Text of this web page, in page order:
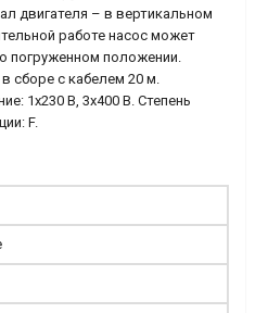
двигателя – в вертикальном
работе насос может
погруженном положении.
сборе с кабелем 20 м.
1x230 В, 3x400 В. Степень
F.